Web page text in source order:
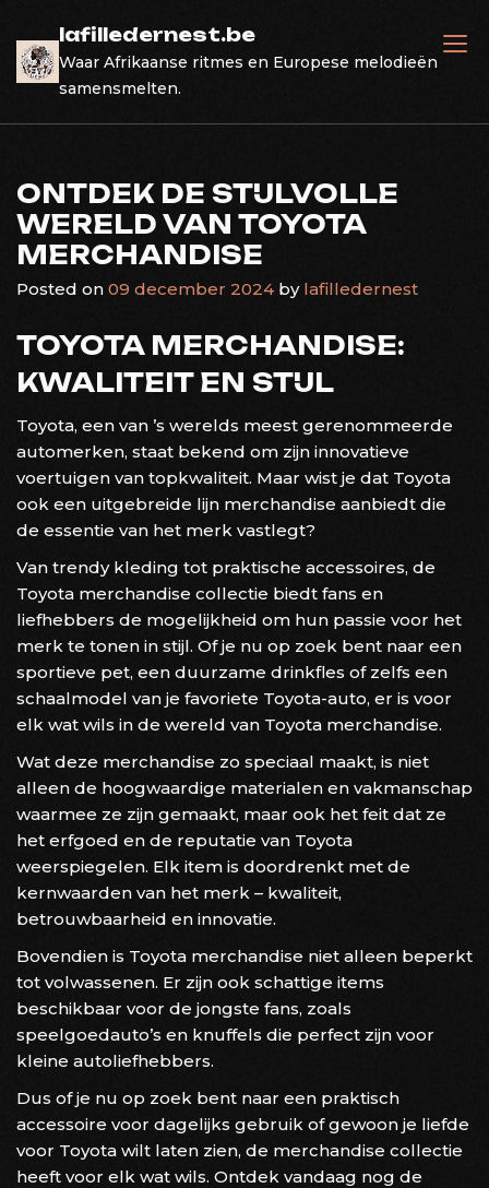
content
lafilledernest.be
Waar Afrikaanse ritmes en Europese melodieën
samensmelten.
ONTDEK DE STIJLVOLLE
WERELD VAN TOYOTA
MERCHANDISE
Posted on 09 december 2024by lafilledernest
TOYOTA MERCHANDISE:
KWALITEIT EN STIJL
Toyota, een van ’s werelds meest gerenommeerde
automerken, staat bekend om zijn innovatieve
voertuigen van topkwaliteit. Maar wist je dat Toyota
ook een uitgebreide lijn merchandise aanbiedt die
de essentie van het merk vastlegt?
Van trendy kleding tot praktische accessoires, de
Toyota merchandise collectie biedt fans en
liefhebbers de mogelijkheid om hun passie voor het
merk te tonen in stijl. Of je nu op zoek bent naar een
sportieve pet, een duurzame drinkfles of zelfs een
schaalmodel van je favoriete Toyota-auto, er is voor
elk wat wils in de wereld van Toyota merchandise.
Wat deze merchandise zo speciaal maakt, is niet
alleen de hoogwaardige materialen en vakmanschap
waarmee ze zijn gemaakt, maar ook het feit dat ze
het erfgoed en de reputatie van Toyota
weerspiegelen. Elk item is doordrenkt met de
kernwaarden van het merk – kwaliteit,
betrouwbaarheid en innovatie.
Bovendien is Toyota merchandise niet alleen beperkt
tot volwassenen. Er zijn ook schattige items
beschikbaar voor de jongste fans, zoals
speelgoedauto’s en knuffels die perfect zijn voor
kleine autoliefhebbers.
Dus of je nu op zoek bent naar een praktisch
accessoire voor dagelijks gebruik of gewoon je liefde
voor Toyota wilt laten zien, de merchandise collectie
heeft voor elk wat wils. Ontdek vandaag nog de